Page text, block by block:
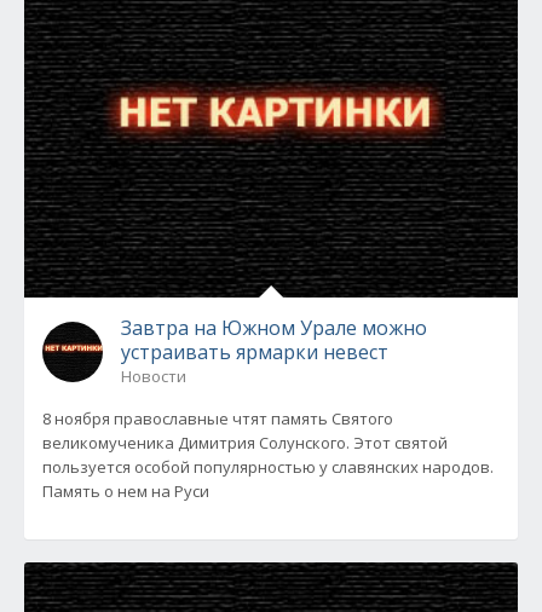
Завтра на Южном Урале можно
устраивать ярмарки невест
Новости
8 ноября православные чтят память Святого
великомученика Димитрия Солунского. Этот святой
пользуется особой популярностью у славянских народов.
Память о нем на Руси